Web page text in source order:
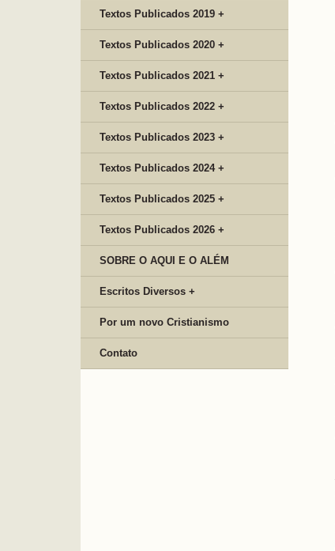
Textos Publicados 2019 +
Textos Publicados 2020 +
Textos Publicados 2021 +
Textos Publicados 2022 +
Textos Publicados 2023 +
Textos Publicados 2024 +
Textos Publicados 2025 +
Textos Publicados 2026 +
SOBRE O AQUI E O ALÉM
Escritos Diversos +
Por um novo Cristianismo
Contato